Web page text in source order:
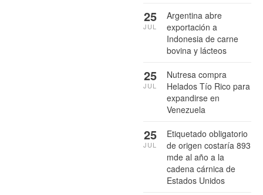
Argentina abre
exportación a
Indonesia de carne
bovina y lácteos
25
JUL
Nutresa compra
Helados Tío Rico para
expandirse en
Venezuela
25
JUL
Etiquetado obligatorio
de origen costaría 893
mde al año a la
cadena cárnica de
Estados Unidos
25
JUL